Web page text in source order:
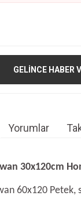
GELİNCE HABER
Yorumlar
30x120cm
60x120 Petek,